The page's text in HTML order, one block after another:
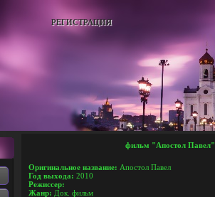
РЕГИСТРАЦИЯ
фильм "Апостол Павел"
Оригинальное название: Апостол Павел
Год выхода: 2010
Режиссер:
Жанр: Док. фильм